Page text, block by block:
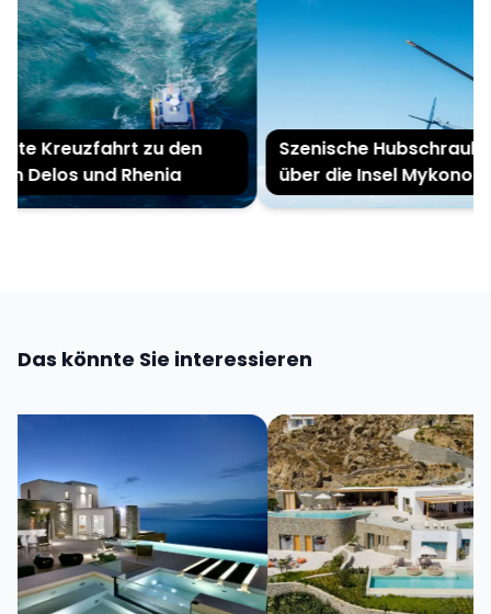
Kreuzfahrt zu den
Delos und Rhenia
Szenische
über die Insel Mykonos
Das könnte Sie interessieren